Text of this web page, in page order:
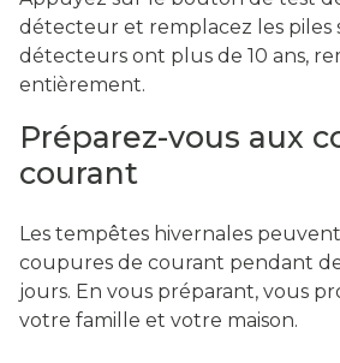
détecteur et remplacez les piles
détecteurs ont plus de 10 ans,
entièrement.
Préparez-vous aux
courant
Les tempêtes hivernales
coupures de courant pendant
jours. En vous préparant, vous
votre famille et votre maison.